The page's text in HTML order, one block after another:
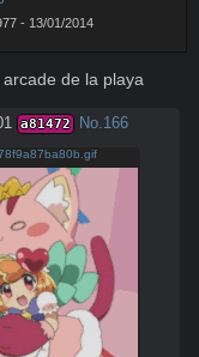
- 13/01/2014
de la playa
a81472 No.166